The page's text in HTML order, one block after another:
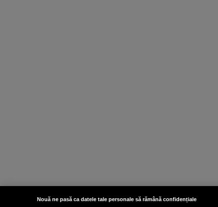
Nouă ne pasă ca datele tale personale să rămână confidențiale